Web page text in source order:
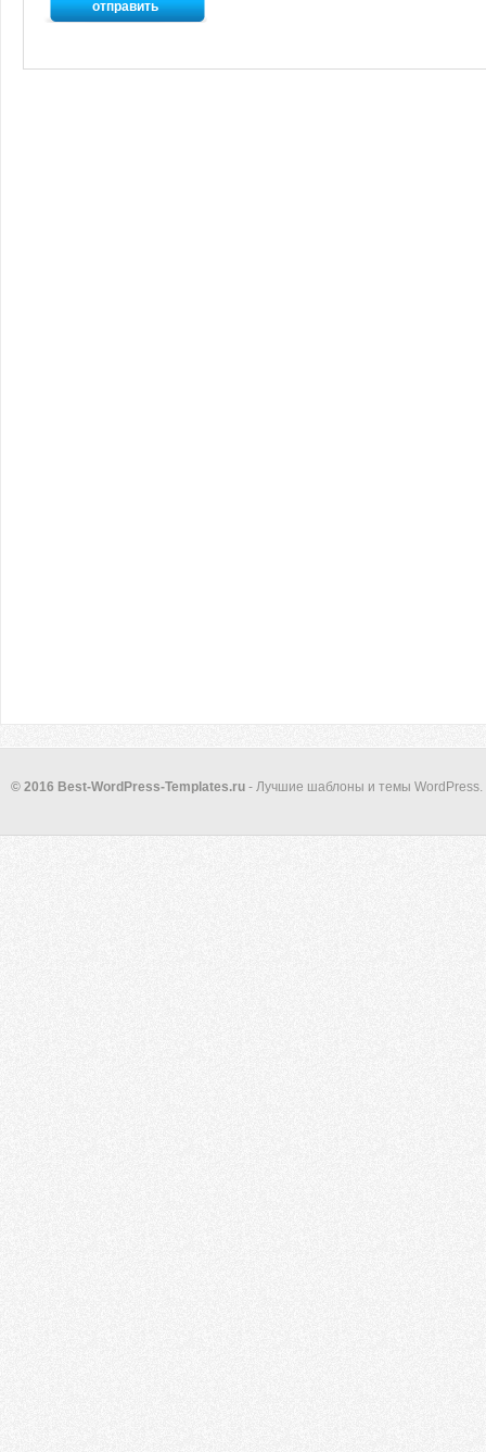
© 2016 Best-WordPress-Templates.ru - Лучшие шаблоны и темы